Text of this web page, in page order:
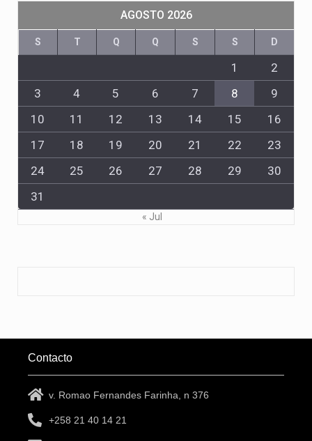
AGOSTO 2026
S T Q Q S S D
1
2
3
4 5 6 7 8
9
10
11 12 13 14 15
16
17
18 19 20 21 22
23
24
25 26 27 28 29
30
31
« Jul
Contacto
v. Romao Fernandes Farinha, n 376
+258 21 40 14 21